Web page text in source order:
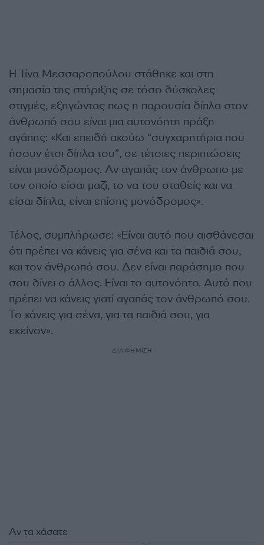
Η Τίνα Μεσσαροπούλου στάθηκε και στη
σημασία της στήριξης σε τόσο δύσκολες
στιγμές, εξηγώντας πως η παρουσία δίπλα στον
άνθρωπό σου είναι μια αυτονόητη πράξη
αγάπης: «Και επειδή ακούω “συγχαρητήρια που
ήσουν έτσι δίπλα του”, σε τέτοιες περιπτώσεις
είναι μονόδρομος. Αν αγαπάς τον άνθρωπο με
τον οποίο είσαι μαζί, το να του σταθείς και να
είσαι δίπλα, είναι επίσης μονόδρομος».
Τέλος, συμπλήρωσε: «Είναι αυτό που αισθάνεσαι
ότι πρέπει να κάνεις για σένα και τα παιδιά σου,
και τον άνθρωπό σου. Δεν είναι παράσημο που
σου δίνει ο άλλος. Είναι το αυτονόητο. Αυτό που
πρέπει να κάνεις γιατί αγαπάς τον άνθρωπό σου.
Το κάνεις για σένα, για τα παιδιά σου, για
εκείνον».
ΔΙΑΦΗΜΙΣΗ
Αν τα χάσατε